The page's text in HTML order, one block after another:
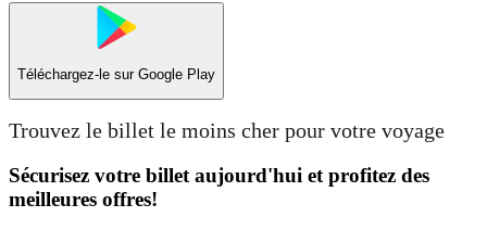
Téléchargez-le sur Google Play
Trouvez le billet le moins cher pour votre voyage
Sécurisez votre billet aujourd'hui et profitez des
meilleures offres!